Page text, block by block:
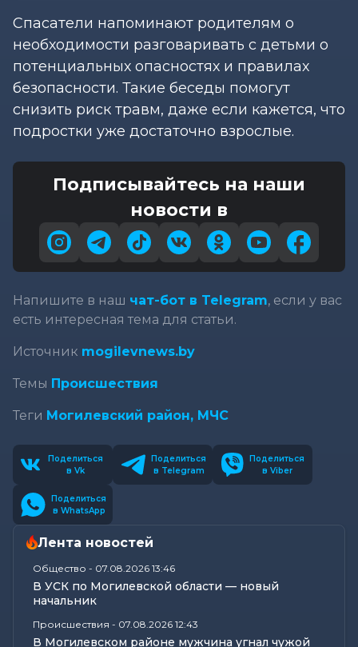
Спасатели напоминают родителям о
необходимости разговаривать с детьми о
потенциальных опасностях и правилах
безопасности. Такие беседы помогут
снизить риск травм, даже если кажется, что
подростки уже достаточно взрослые.
Подписывайтесь на наши
новости в
Напишите в наш чат-бот в Telegram, если у вас
есть интересная тема для статьи.
Источник mogilevnews.by
Темы Происшествия
Теги Могилевский район, МЧС
Поделиться
в Vk
Поделиться
в Telegram
Поделиться
в Viber
Поделиться
в WhatsApp
Лента новостей
Общество - 07.08.2026 13:46
В УСК по Могилевской области — новый
начальник
Происшествия - 07.08.2026 12:43
В Могилевском районе мужчина угнал чужой